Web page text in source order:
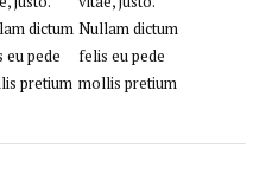
dictum
eu pede
pretium
Nullam dictum
felis eu pede
mollis pretium